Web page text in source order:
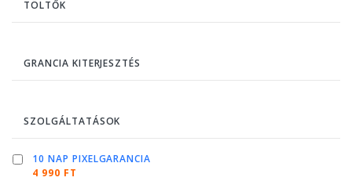
TÖLTŐK
GRANCIA KITERJESZTÉS
SZOLGÁLTATÁSOK
10 NAP PIXELGARANCIA
4 990 FT